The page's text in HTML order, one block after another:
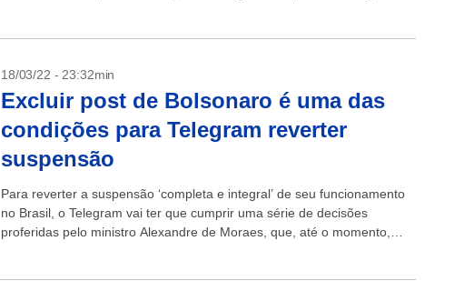
18/03/22 - 23:32min
Excluir post de Bolsonaro é uma das
condições para Telegram reverter
suspensão
Para reverter a suspensão ‘completa e integral’ de seu funcionamento
no Brasil, o Telegram vai ter que cumprir uma série de decisões
proferidas pelo ministro Alexandre de Moraes, que, até o momento,